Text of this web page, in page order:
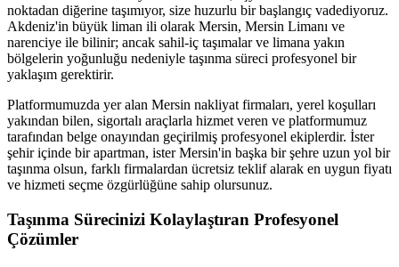
noktadan diğerine taşımıyor, size huzurlu bir başlangıç vadediyoruz.
Akdeniz'in büyük liman ili olarak Mersin, Mersin Limanı ve
narenciye ile bilinir; ancak sahil-iç taşımalar ve limana yakın
bölgelerin yoğunluğu nedeniyle taşınma süreci profesyonel bir
yaklaşım gerektirir.
Platformumuzda yer alan Mersin nakliyat firmaları, yerel koşulları
yakından bilen, sigortalı araçlarla hizmet veren ve platformumuz
tarafından belge onayından geçirilmiş profesyonel ekiplerdir. İster
şehir içinde bir apartman, ister Mersin'in başka bir şehre uzun yol bir
taşınma olsun, farklı firmalardan ücretsiz teklif alarak en uygun fiyatı
ve hizmeti seçme özgürlüğüne sahip olursunuz.
Taşınma Sürecinizi Kolaylaştıran Profesyonel
Çözümler